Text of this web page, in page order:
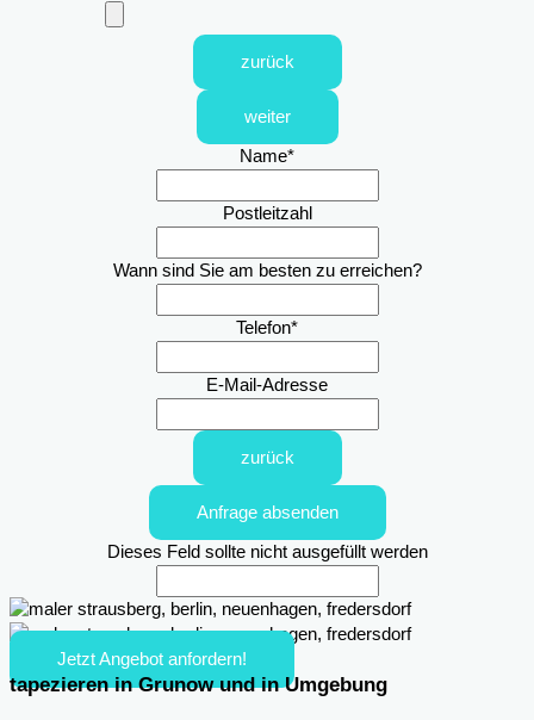
zurück
weiter
Name*
Postleitzahl
Wann sind Sie am besten zu erreichen?
Telefon*
E-Mail-Adresse
zurück
Anfrage absenden
Dieses Feld sollte nicht ausgefüllt werden
Jetzt Angebot anfordern!
tapezieren in Grunow und in Umgebung